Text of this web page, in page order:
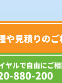
や見積りの
ヤルで自由にご
880-200